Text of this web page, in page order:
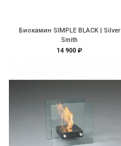
Биокамин SIMPLE BLACK | Silver
Smith
14 900 ₽